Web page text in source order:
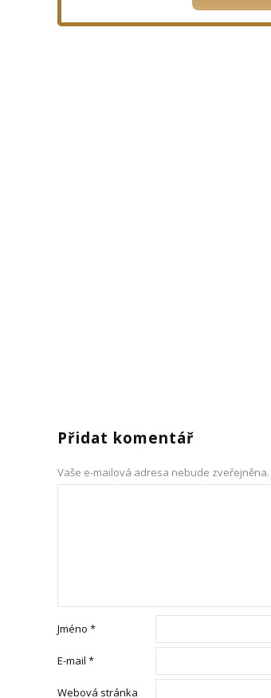
Přidat komentář
Vaše e-mailová adresa nebude zveřejněna.
Jméno *
E-mail *
Webová stránka